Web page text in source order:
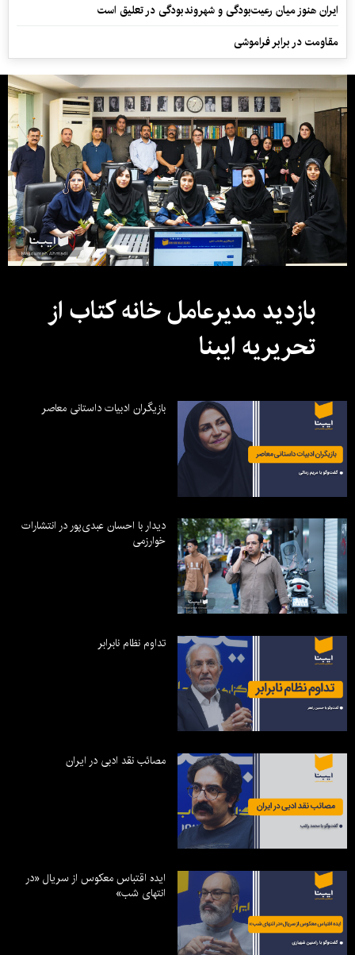
ایران هنوز میان رعیت‌بودگی و شهروندبودگی در تعلیق است
مقاومت در برابر فراموشی
بازدید مدیرعامل خانه کتاب از
تحریریه ایبنا
بازیگران ادبیات داستانی معاصر
دیدار با احسان عبدی‌پور در انتشارات
خوارزمی
تداوم نظام نابرابر
مصائب نقد ادبی در ایران
ایده اقتباس معکوس از سریال «در
انتهای شب»